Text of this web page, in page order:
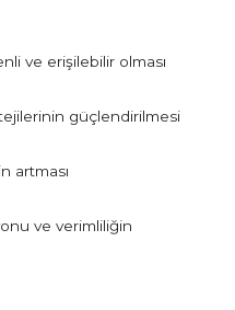
ve erişilebilir olması
güçlendirilmesi
artması
ve verimliliğin